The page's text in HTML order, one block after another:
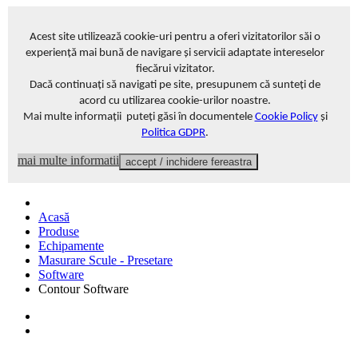
Acest site utilizează cookie-uri pentru a oferi vizitatorilor săi o
experiență mai bună de navigare și servicii adaptate intereselor
fiecărui vizitator.
Dacă continuați să navigati pe site, presupunem că sunteți de
acord cu utilizarea cookie-urilor noastre.
Mai multe informații puteți găsi în documentele Cookie Policyși
Politica GDPR.
mai multe informatii accept / inchidere fereastra
Acasă
Produse
Echipamente
Masurare Scule - Presetare
Software
Contour Software